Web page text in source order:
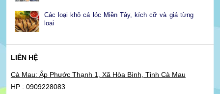
Các loại khô cá lóc Miền Tây, kích cỡ và giá từng
loại
LIÊN HỆ
Cà Mau: Ấp Phước Thạnh 1, Xã Hòa Bình, Tỉnh Cà Mau
HP : 0909228083